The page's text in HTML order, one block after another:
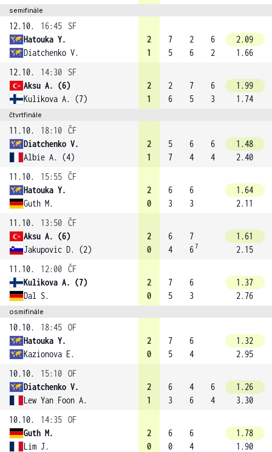
semifinále
12.10. 16:45
SF
Hatouka Y.
Diatchenko V.
2
1
7
5
2
6
6
2
2.09
1.66
12.10.
14:30
SF
Aksu A. (6)
Kulikova A. (7)
2
1
2
6
7
5
6
3
1.99
1.74
čtvrtfinále
11.10. 18:10 ČF
Diatchenko V.
Albie A. (4)
2
1
5
7
6
4
6
4
1.48
2.40
11.10.
15:55 ČF
Hatouka Y.
Guth M.
2
0
6
3
6
3
1.64
2.11
11.10.
13:50 ČF
Aksu A. (6)
Jakupovic D. (2)
2
0
6
4
7
67
1.61
2.15
11.10.
12:00 ČF
Kulikova A. (7)
Dal S.
2
0
7
5
6
3
1.37
2.76
osmifinále
10.10. 18:45 OF
Hatouka Y.
Kazionova E.
2
0
7
5
6
4
1.32
2.95
10.10.
15:10 OF
Diatchenko V.
Lew Yan Foon A.
2
1
6
3
4
6
6
4
1.26
3.30
10.10.
14:35 OF
Guth M.
Lim J.
2
0
6
0
6
4
1.78
1.90